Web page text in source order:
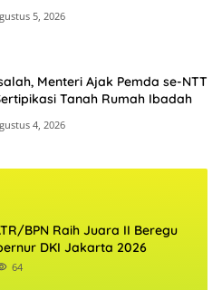
5, 2026
Menteri Ajak Pemda se-NTT
Tanah Rumah Ibadah
4, 2026
BPN Raih Juara II Beregu
DKI Jakarta 2026
64